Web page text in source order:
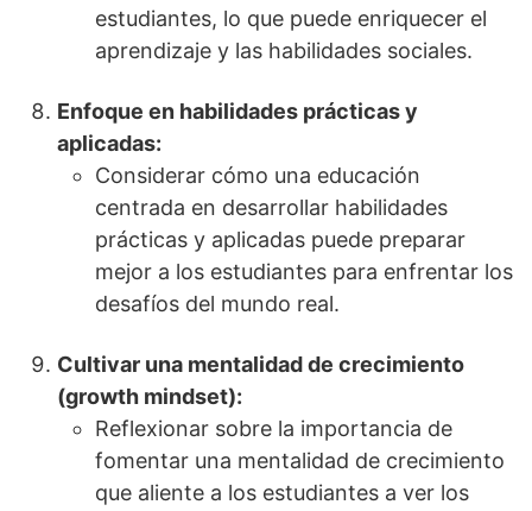
estudiantes, lo que puede enriquecer el
aprendizaje y las habilidades sociales.
Enfoque en habilidades prácticas y
aplicadas:
Considerar cómo una educación
centrada en desarrollar habilidades
prácticas y aplicadas puede preparar
mejor a los estudiantes para enfrentar los
desafíos del mundo real.
Cultivar una mentalidad de crecimiento
(growth mindset):
Reflexionar sobre la importancia de
fomentar una mentalidad de crecimiento
que aliente a los estudiantes a ver los